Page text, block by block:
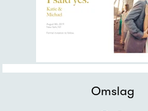
På innsiden
Omslag